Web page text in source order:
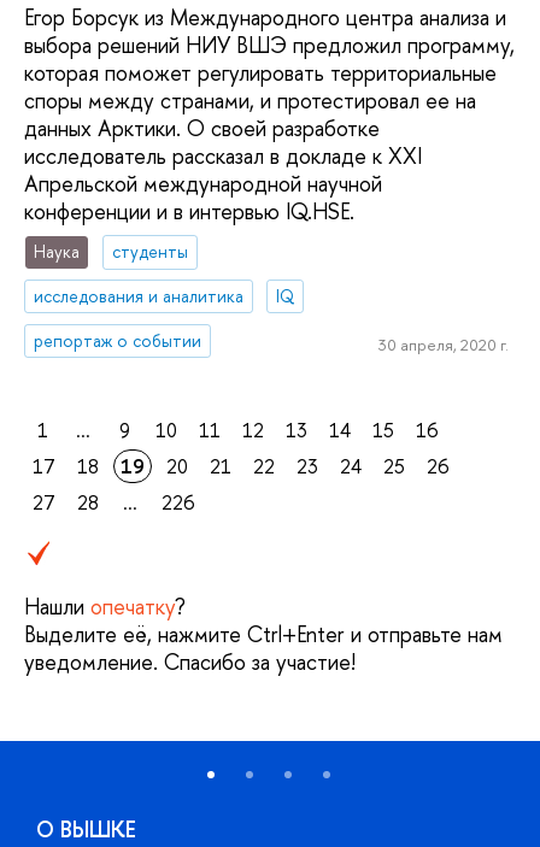
Егор Борсук из Международного центра анализа и
выбора решений НИУ ВШЭ предложил программу,
которая поможет регулировать территориальные
споры между странами, и протестировал ее на
данных Арктики. О своей разработке
исследователь рассказал в докладе к XXI
Апрельской международной научной
конференции и в интервью IQ.HSE.
Наука
студенты
исследования и аналитика
IQ
репортаж о событии
30 апреля, 2020 г.
1 ... 9 10 11 12 13 14 15
16
17
18 19 20 21 22 23 24 25
26
27
28 ... 226
Нашли опечатку?
Выделите её, нажмите Ctrl+Enter и отправьте нам
уведомление. Спасибо за участие!
О ВЫШКЕ